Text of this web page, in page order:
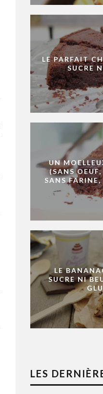
LE PARFAIT
SUCRE
UN
(SANS
SANS FARINE,
LE
SUCRE NI
LES